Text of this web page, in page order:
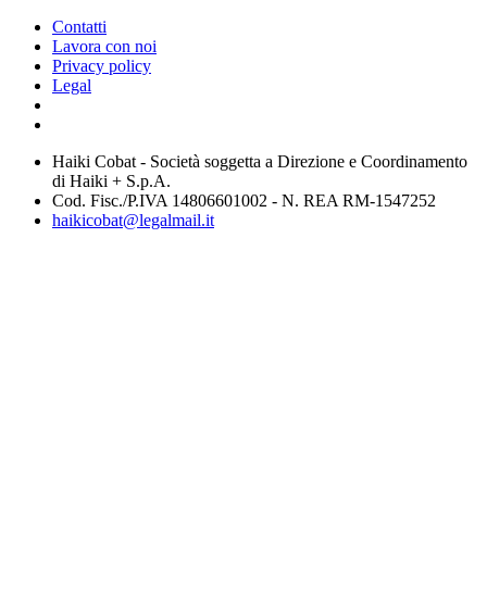
Contatti
Lavora con noi
Privacy policy
Legal
Haiki Cobat - Società soggetta a Direzione e Coordinamento
di Haiki + S.p.A.
Cod. Fisc./P.IVA 14806601002 - N. REA RM-1547252
haikicobat@legalmail.it